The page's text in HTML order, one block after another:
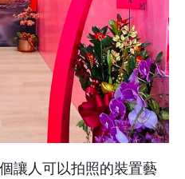
讓人可以拍照的裝置藝